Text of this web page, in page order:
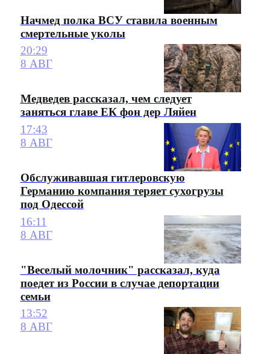
Начмед полка ВСУ ставила военным
смертельные уколы
20:29
8 АВГ
Медведев рассказал, чем следует
заняться главе ЕК фон дер Ляйен
17:43
8 АВГ
Обслуживавшая гитлеровскую
Германию компания теряет сухогрузы
под Одессой
16:11
8 АВГ
"Веселый молочник" рассказал, куда
поедет из России в случае депортации
семьи
13:52
8 АВГ